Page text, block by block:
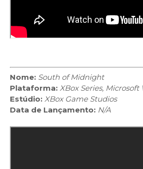
Nome: South of Midnight
Plataforma: XBox Series,
Estúdio: XBox Game Studios
Data de Lançamento: N/A